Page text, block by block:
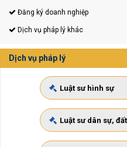
Đăng ký doanh nghiệp
Dịch vụ pháp lý khác
Dịch vụ pháp lý
Luật sư hình sự
Luật sư dân sự,